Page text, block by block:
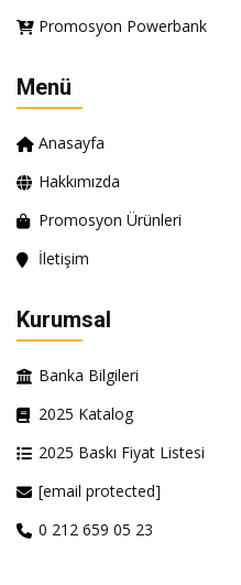
Promosyon Powerbank
Menü
Anasayfa
Hakkımızda
Promosyon Ürünleri
İletişim
Kurumsal
Banka Bilgileri
2025 Katalog
2025 Baskı Fiyat Listesi
[email protected]
0 212 659 05 23